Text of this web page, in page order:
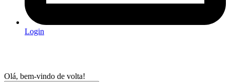
Login
Olá, bem-vindo de volta!